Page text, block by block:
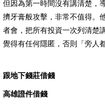
但因為第一時間沒有講清楚，
擠牙膏般攻擊，非常不值得。
者會，把所有投資一次列清楚
覺得有任何隱匿，否則「旁人
跟地下錢莊借錢
高雄證件借錢